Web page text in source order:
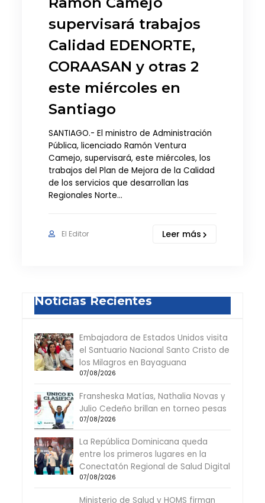
supervisará trabajos
Calidad EDENORTE,
CORAASAN y otras 2
este miércoles en
Santiago
SANTIAGO.- El ministro de Administración
Pública, licenciado Ramón Ventura
Camejo, supervisará, este miércoles, los
trabajos del Plan de Mejora de la Calidad
de los servicios que desarrollan las
Regionales Norte…
El Editor Leer más
Noticias Recientes
Embajadora de Estados Unidos visita
el Santuario Nacional Santo Cristo de
los Milagros en Bayaguana
07/08/2026
Fransheska Matías, Nathalia Novas y
Julio Cedeño brillan en torneo pesas
07/08/2026
La República Dominicana queda
entre los primeros lugares en la
Conectatón Regional de Salud Digital
07/08/2026
Ministerio de Salud y HOMS firman